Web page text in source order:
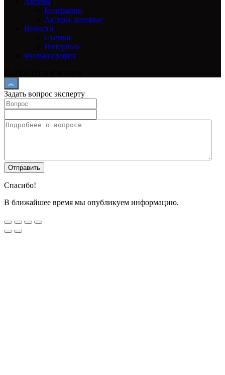
Биографии
Актеры, которые
Новости
Съемки
Интервью
Фильмография
Задать вопрос эксперту
Спасибо!
В ближайшее время мы опубликуем информацию.